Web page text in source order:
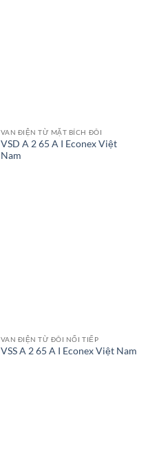
VAN ĐIỆN TỪ MẶT BÍCH ĐÔI
VSD A 2 65 A I Econex Việt
Nam
VAN ĐIỆN TỪ ĐÔI NỐI TIẾP
VSS A 2 65 A I Econex Việt Nam